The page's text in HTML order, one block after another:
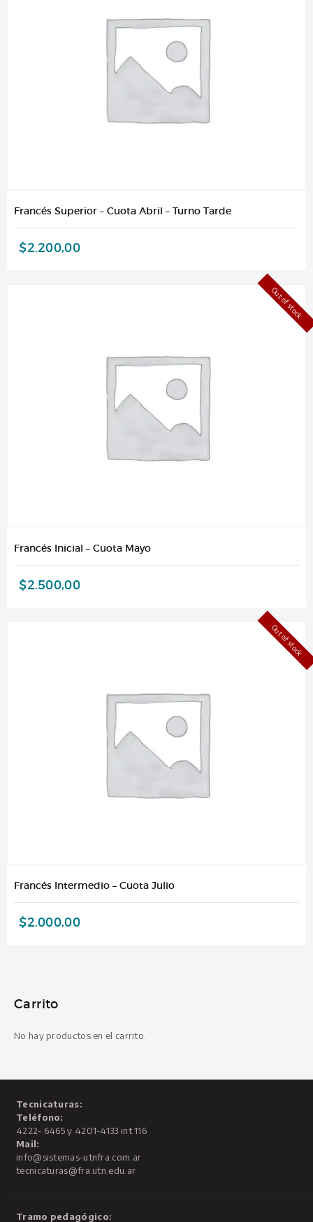
Francés Superior – Cuota Abril – Turno Tarde
$2.200,00
Out of stock
Francés Inicial – Cuota Mayo
$2.500,00
Out of stock
Francés Intermedio – Cuota Julio
$2.000,00
Carrito
No hay productos en el carrito.
Tecnicaturas:
Teléfono:
4222- 6465 y 4201-4133 int 116
Mail:
info@sistemas-utnfra.com.ar
tecnicaturas@fra.utn.edu.ar
Tramo pedagógico: